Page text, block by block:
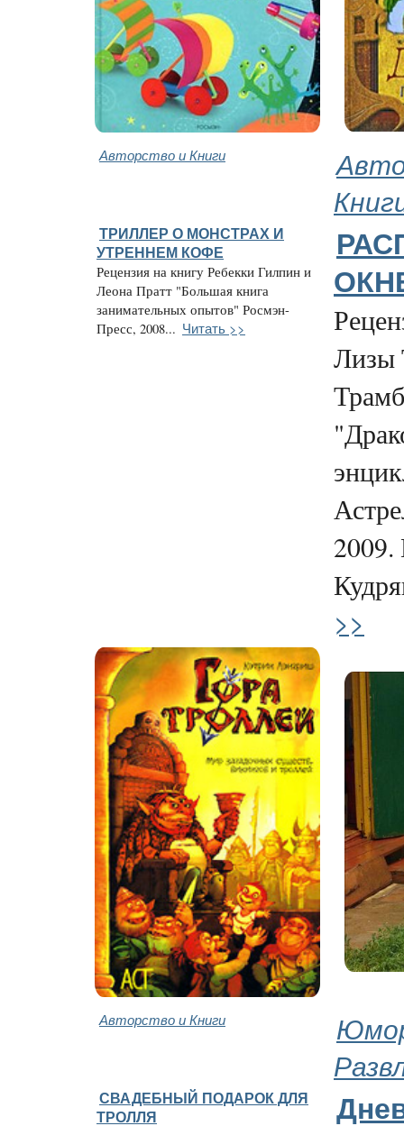
Авторство и Книги
ТРИЛЛЕР О МОНСТРАХ И
УТРЕННЕМ КОФЕ
Рецензия на книгу Ребекки Гилпин и
Леона Пратт "Большая книга
занимательных опытов" Росмэн-
Пресс, 2008... Читать >>
Лизы
>>
Авторство и Книги
СВАДЕБНЫЙ ПОДАРОК ДЛЯ
ТРОЛЛЯ